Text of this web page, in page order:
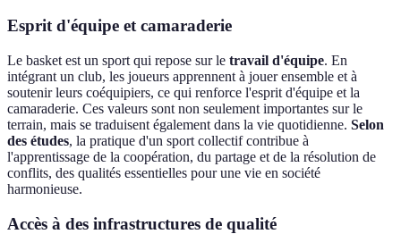
Esprit d'équipe et camaraderie
Le basket est un sport qui repose sur le travail d'équipe. En
intégrant un club, les joueurs apprennent à jouer ensemble et à
soutenir leurs coéquipiers, ce qui renforce l'esprit d'équipe et la
camaraderie. Ces valeurs sont non seulement importantes sur le
terrain, mais se traduisent également dans la vie quotidienne. Selon
des études, la pratique d'un sport collectif contribue à
l'apprentissage de la coopération, du partage et de la résolution de
conflits, des qualités essentielles pour une vie en société
harmonieuse.
Accès à des infrastructures de qualité